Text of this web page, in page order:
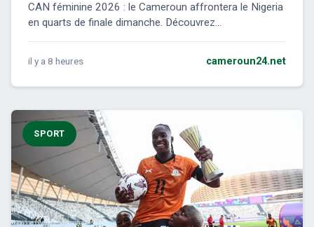
CAN féminine 2026 : le Cameroun affrontera le Nigeria
en quarts de finale dimanche. Découvrez...
il y a 8 heures cameroun24.net
SPORT